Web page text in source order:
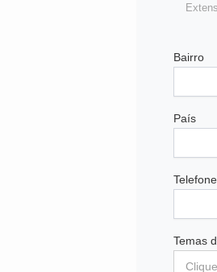
Bairro
País
Temas